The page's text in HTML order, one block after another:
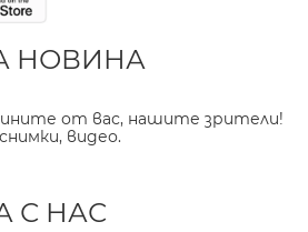
НОВИНА
от вас, нашите зрители!
видео.
С НАС